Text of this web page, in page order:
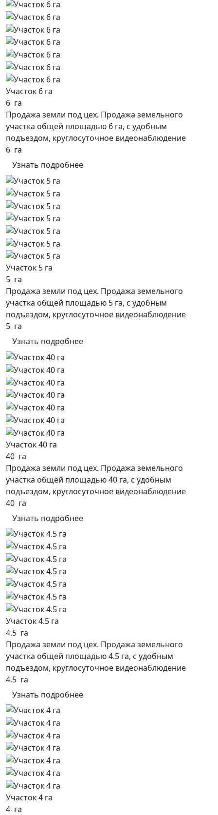
Участок 6 га
6 га
Продажа земли под цех. Продажа земельного
участка общей площадью 6 га, с удобным
подъездом, круглосуточное видеонаблюдение
6 га
Узнать подробнее
Участок 5 га
5 га
Продажа земли под цех. Продажа земельного
участка общей площадью 5 га, с удобным
подъездом, круглосуточное видеонаблюдение
5 га
Узнать подробнее
Участок 40 га
40 га
Продажа земли под цех. Продажа земельного
участка общей площадью 40 га, с удобным
подъездом, круглосуточное видеонаблюдение
40 га
Узнать подробнее
Участок 4.5 га
4.5 га
Продажа земли под цех. Продажа земельного
участка общей площадью 4.5 га, с удобным
подъездом, круглосуточное видеонаблюдение
4.5 га
Узнать подробнее
Участок 4 га
4 га